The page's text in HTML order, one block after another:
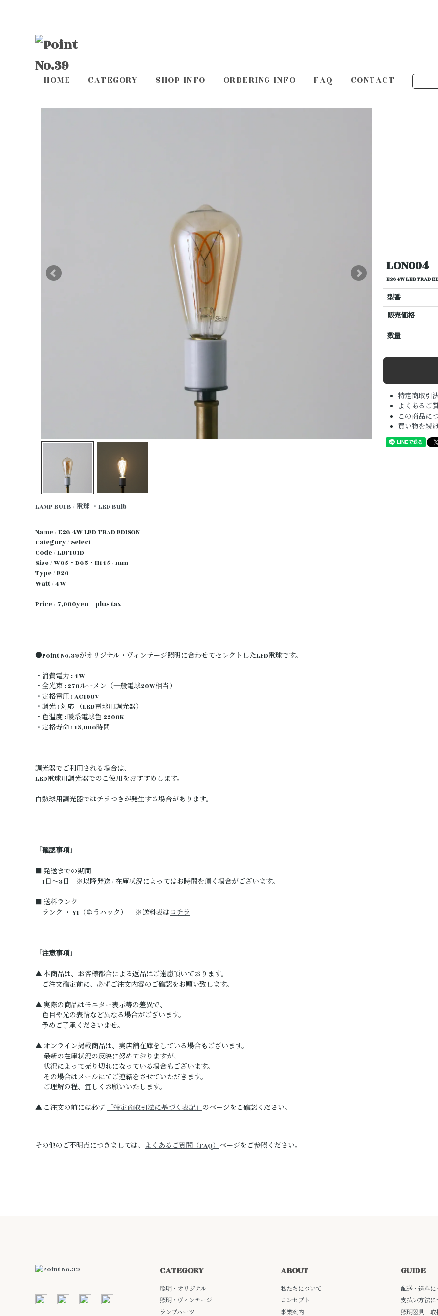
HOME CATEGORY SHOP INFO ORDERING INFO FAQ CONTACT
LON004
E26 4W LED TRAD
型番
販売価格
数量
特定商取引
よくあるご
この商品に
買い物を続
LAMP BULB / 電球 ・LED Bulb
Name / E26 4W LED TRAD EDISON
Category / Select
Code / LDF101D
Size / W65・D65・H145 / mm
Type / E26
Watt / 4W
Price / 7,000yen plus tax
●Point No.39がオリジナル・ヴィンテージ照明に合わせてセレクトしたLED電球です。
・消費電力 : 4W
・全光束 : 270ルーメン（一般電球20W相当）
・定格電圧 : AC100V
・調光 : 対応 （LED電球用調光器）
・色温度 : 暖系電球色 2200K
・定格寿命 : 15,000時間
調光器でご利用される場合は、
LED電球用調光器でのご使用をおすすめします。
白熱球用調光器ではチラつきが発生する場合があります。
「確認事項」
■ 発送までの期間
1日～3日 ※以降発送 / 在庫状況によってはお時間を頂く場合がございます。
■ 送料ランク
ランク ・ Y1（ゆうパック） ※送料表はコチラ
「注意事項」
▲ 本商品は、お客様都合による返品はご遠慮頂いております。
ご注文確定前に、必ずご注文内容のご確認をお願い致します。
▲ 実際の商品はモニター表示等の差異で、
色目や光の表情など異なる場合がございます。
予めご了承くださいませ。
▲ オンライン掲載商品は、実店舗在庫をしている場合もございます。
最新の在庫状況の反映に努めておりますが、
状況によって売り切れになっている場合もございます。
その場合はメールにてご連絡をさせていただきます。
ご理解の程、宜しくお願いいたします。
▲ ご注文の前には必ず 「特定商取引法に基づく表記」のページをご確認ください。
その他のご不明点につきましては、 よくあるご質問（FAQ）ページをご参照ください。
CATEGORY
照明・オリジナル
照明・ヴィンテージ
ランプパーツ
ABOUT
私たちについて
コンセプト
事業案内
GUIDE
配送・送料に
支払い方法に
照明器具 取